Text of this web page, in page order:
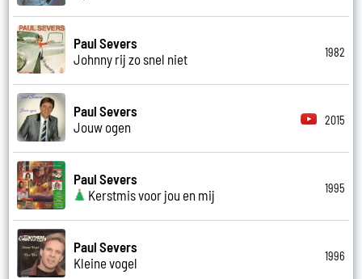
Paul Severs
Johnny rij zo snel niet
1982
Paul Severs
Jouw ogen
2015
Paul Severs
Kerstmis voor jou en mij
1995
Paul Severs
Kleine vogel
1996